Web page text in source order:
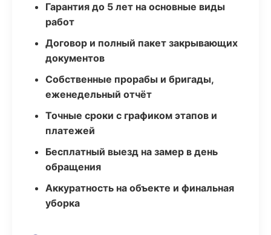
Гарантия до 5 лет на основные виды
работ
Договор и полный пакет закрывающих
документов
Собственные прорабы и бригады,
еженедельный отчёт
Точные сроки с графиком этапов и
платежей
Бесплатный выезд на замер в день
обращения
Аккуратность на объекте и финальная
уборка